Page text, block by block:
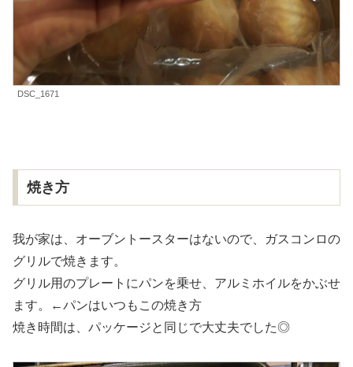
DSC_1671
焼き方
我が家は、オーブントースターはないので、ガスコンロの
グリルで焼きます。
グリル用のプレートにパンを乗せ、アルミホイルをかぶせ
ます。←パンはいつもこの焼き方
焼き時間は、パッケージと同じで大丈夫でした◎